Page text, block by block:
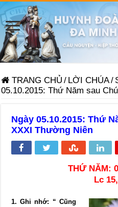
TRANG CHỦ / LỜI CHÚA/
05.10.2015: Thứ Năm sau
Ngày 05.10.2015: Thứ
XXXI Thường Niên
THỨ NĂM:
Lc
1. Ghi nhớ: “ Cũng